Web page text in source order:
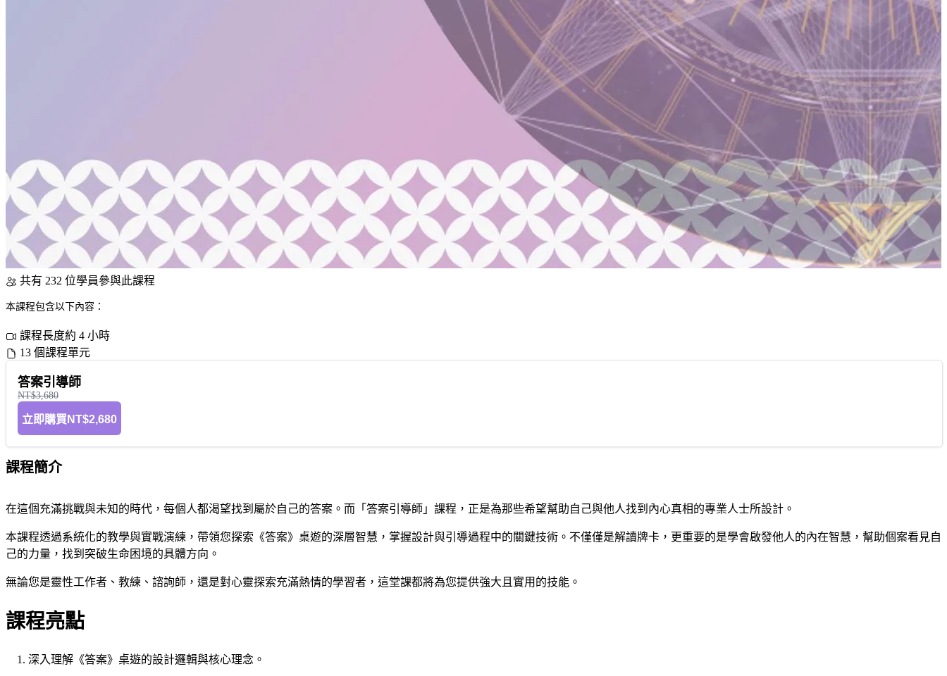
共有 232 位學員參與此課程
本課程包含以下內容：
課程長度約 4 小時
13 個課程單元
答案引導師
NT$3,680
立即購買 NT$2,680
課程簡介
在這個充滿挑戰與未知的時代，每個人都渴望找到屬於自己的答案。而「答案引導師」課程，正是為那些希望幫助自己與他人找到內心真相的專業人士所設計。
本課程透過系統化的教學與實戰演練，帶領您探索《答案》桌遊的深層智慧，掌握設計與引導過程中的關鍵技術。不僅僅是解讀牌卡，更重要的是學會啟發他人的內在智慧，幫助個案看見自
己的力量，找到突破生命困境的具體方向。
無論您是靈性工作者、教練、諮詢師，還是對心靈探索充滿熱情的學習者，這堂課都將為您提供強大且實用的技能。
課程亮點
深入理解《答案》桌遊的設計邏輯與核心理念。